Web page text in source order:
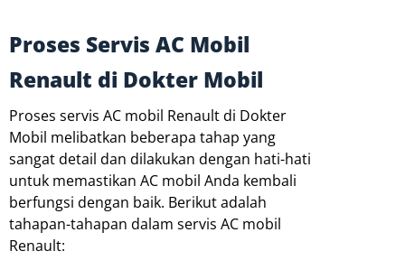
Proses Servis AC Mobil
Renault di Dokter Mobil
Proses servis AC mobil Renault di Dokter
Mobil melibatkan beberapa tahap yang
sangat detail dan dilakukan dengan hati-hati
untuk memastikan AC mobil Anda kembali
berfungsi dengan baik. Berikut adalah
tahapan-tahapan dalam servis AC mobil
Renault: